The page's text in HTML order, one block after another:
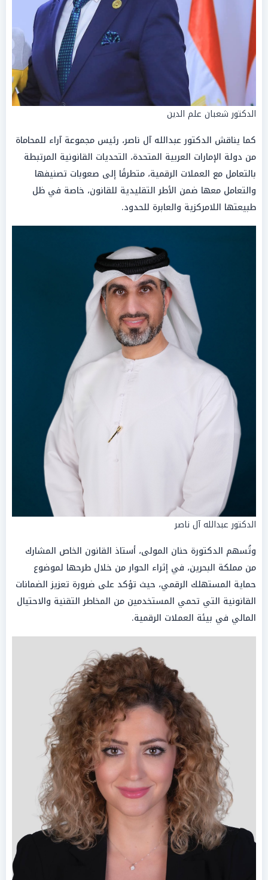
الدكتور شعبان علم الدين
كما يناقش الدكتور عبدالله آل ناصر، رئيس مجموعة آراء للمحاماة
من دولة الإمارات العربية المتحدة، التحديات القانونية المرتبطة
بالتعامل مع العملات الرقمية، متطرقًا إلى صعوبات تصنيفها
والتعامل معها ضمن الأطر التقليدية للقانون، خاصة في ظل
طبيعتها اللامركزية والعابرة للحدود.
الدكتور عبدالله آل ناصر
وتُسهم الدكتورة حنان المولى، أستاذ القانون الخاص المشارك
من مملكة البحرين، في إثراء الحوار من خلال طرحها لموضوع
حماية المستهلك الرقمي، حيث تؤكد على ضرورة تعزيز الضمانات
القانونية التي تحمي المستخدمين من المخاطر التقنية والاحتيال
المالي في بيئة العملات الرقمية.